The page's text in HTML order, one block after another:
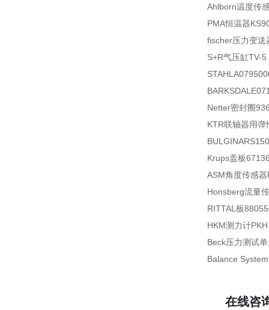
Ahlborn温度传
PMA恒温器
fischer压力变送
S+R气压缸TV-5
Netter密封圈
KTR联轴器用
Krups盖板
ASM角度传感
Honsberg流量
RITTAL板
HKM测力计
Beck压力测试
Balance
在线咨